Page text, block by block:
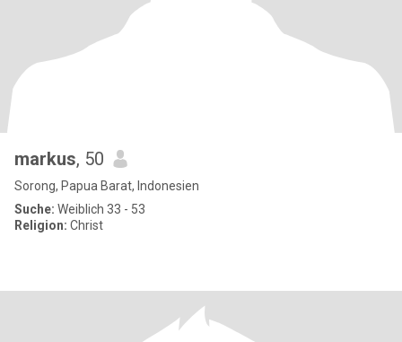
markus, 50
Sorong, Papua Barat, Indonesien
Suche: Weiblich 33 - 53
Religion: Christ